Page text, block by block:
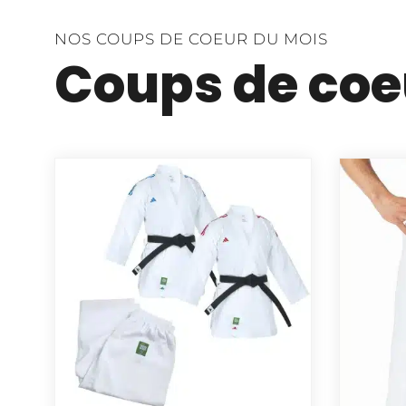
NOS COUPS DE COEUR DU MOIS
Coups de